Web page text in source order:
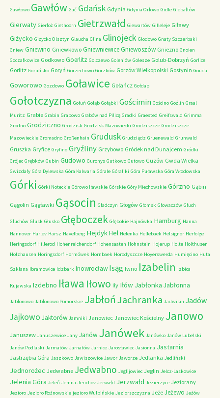
Gawłowo Gawłów Gać Gdańsk Gdynia Gdynia Orłowo Gidle Giebałtów
Gierwaty Gierłoż Giethoorn Gietrzwałd Giewartów Gilleleje Giławy
Giżycko Giżycko Olsztyn Glaucha Glina Glinojeck Glodowo Gnaty Szczerbaki
Gniew Gniewino Gniewkowo GniewniewiceGniewoszów Gniezno Gnoien
Goczałkowice Godkowo Goerlitz Golczewo Goleniów Golesze Golub-Dobrzyń Gorlice
Gorlitz Goruńsko Goryń Gorzechowo Gorzków Gorzów Wielkopolski Gostynin Gouda
Goworowo Gozdowo Goławice Gołańcz Gołdap
Gołotczyzna Gołuń Gołąb Gołąbki Gościmin Gościno Goźlin Graal
Muritz Grabie Grabin Grabowo Grabów nad Pilicą Gradki Graested Greifswald Grimma
Grodno Grodziczno Grodzisk Grodzisk Mazowiecki Grodziszcze Grodziszcze
Mazowieckie Gromadno Großenhain Grudusk Grudziądz Gruenewald Grunwald
Gruszka Gryfice Gryfino Gryźliny Grzybowo Gródek nad Dunajcem Gródki
Grójec Grębków Gubin Gudowo Guronys Gutkowo Gutowo Guzów Gwda Wielka
Gwizdały Góra Dylewska Góra Kalwaria Górale Góraliki Góra Puławska Góra Włodowska
Górki Górki Noteckie Górowo Iławskie Górskie Góry Miechowskie Górzno Gąbin
Gągolin Gągławki Gąsocin Gładczyn Głogów Głomsk Głowaczów Głuch
Głuchów Głusk Głusko Głęboczek Głębokie Hajnówka Hamburg Hanna
Hannover Harlev Harsz Havelberg HejdykHel Helenka Hellebaek Helsignor Herfolge
Heringsdorf Hillerod Hohenreichendorf Hohensaaten Hohnstein Hojerup Holte Holthusen
Holzhausen Horingsdorf Hormówek Hornbaek Horodyszcze Hoyerswerda Humięcino Huta
Szklana Ibramowice Idzbark Inowrocław Isąg Iwno Izabelin Izbica
Kujawska Izdebno Iława Iłowo Iły Iłów Jabłonka Jabłonna
Jabłonowo Jabłonowo Pomorskie JabłońJachranka Jadwisin Jadów
Jajkowo Jaktorów Jamniki Janowiec Janowiec Kościelny Janowo
Januszew Januszewice Jany Janów Janówek Janówko Janów Lubelski
Janów Podlaski Jarmatów Jarnatów Jarnice Jarosławiec Jasionna Jastarnia
Jastrzębia Góra Jaszkowo Jawiszowice Jawor Jaworze Jedlanka Jedliński
Jednorożec Jedwabne Jedwabno Jeglijowiec Jeglin Jelcz-Laskowice
Jelenia Góra Jeleń Jemna Jerichov Jerwałd Jerzwałd Jezierzyce Jeziorany
Jezioro Jezioro Rożnowskie jezioro Wulpińskie Jeziorszczyzna Jeże Jeżewo Jeżów